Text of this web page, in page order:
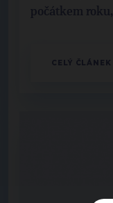
počátkem
CELÝ ČLÁNEK